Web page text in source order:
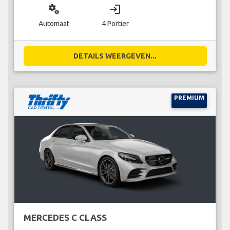
miscellaneous_services
Automaat
login
4 Portier
DETAILS WEERGEVEN...
PREMIUM
MERCEDES C CLASS